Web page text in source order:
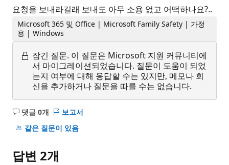
요청을 보내라길래 보내도 아무 소용 없고 어떡하나요?..
Microsoft 365 및 Office | Microsoft Family Safety | 가정
용 | Windows
잠긴 질문. 이 질문은 Microsoft 지원 커뮤니티에
서 마이그레이션되었습니다. 질문이 도움이 되었
는지 여부에 대해 응답할 수는 있지만, 메모나 회
신을 추가하거나 질문을 따를 수는 없습니다.
댓글 0개
설
명
음
보고서
같은 질문이 있음
답변 2개